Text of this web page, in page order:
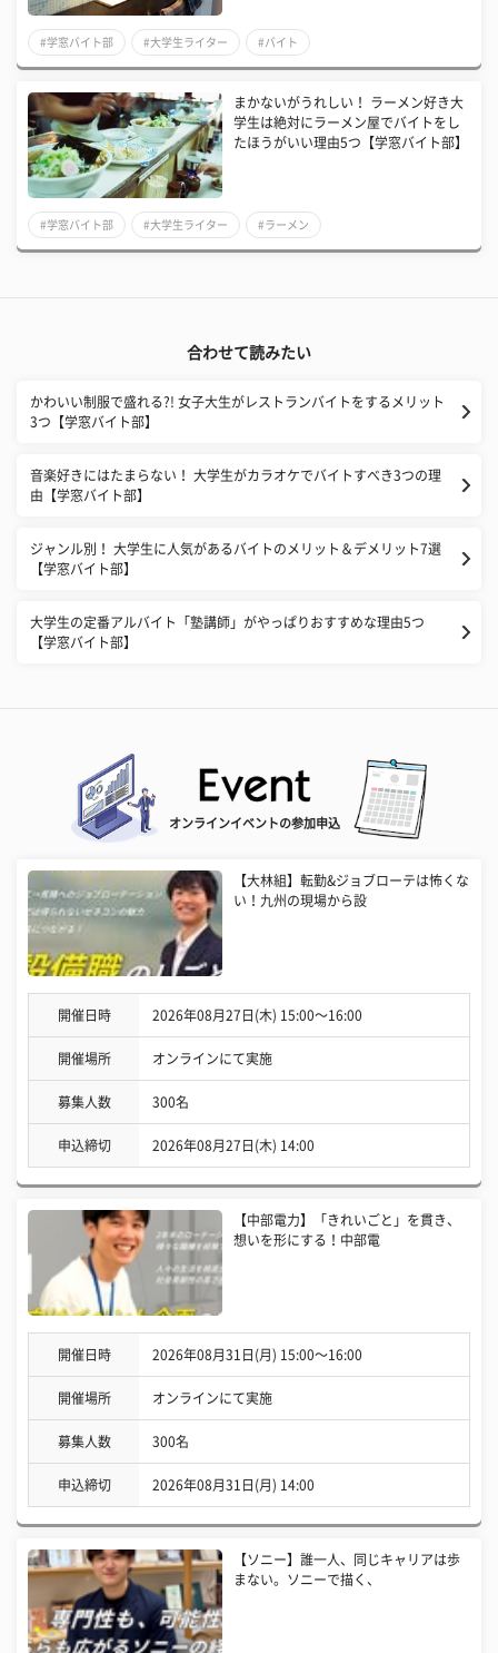
#学窓バイト部 #大学生ライター #バイト
まかないがうれしい！ ラーメン好き大
学生は絶対にラーメン屋でバイトをし
たほうがいい理由5つ【学窓バイト部】
#学窓バイト部 #大学生ライター #ラーメン
合わせて読みたい
かわいい制服で盛れる?! 女子大生がレストランバイトをするメリット
3つ【学窓バイト部】
音楽好きにはたまらない！ 大学生がカラオケでバイトすべき3つの理
由【学窓バイト部】
ジャンル別！ 大学生に人気があるバイトのメリット＆デメリット7選
【学窓バイト部】
大学生の定番アルバイト「塾講師」がやっぱりおすすめな理由5つ
【学窓バイト部】
オンラインイベントの参加申込
【大林組】転勤&ジョブローテは怖くな
い！九州の現場から設
開催日時 2026年08月27日(木) 15:00〜16:00
開催場所 オンラインにて実施
募集人数 300名
申込締切 2026年08月27日(木) 14:00
【中部電力】「きれいごと」を貫き、
想いを形にする！中部電
開催日時 2026年08月31日(月) 15:00〜16:00
開催場所 オンラインにて実施
募集人数 300名
申込締切 2026年08月31日(月) 14:00
【ソニー】誰一人、同じキャリアは歩
まない。ソニーで描く、